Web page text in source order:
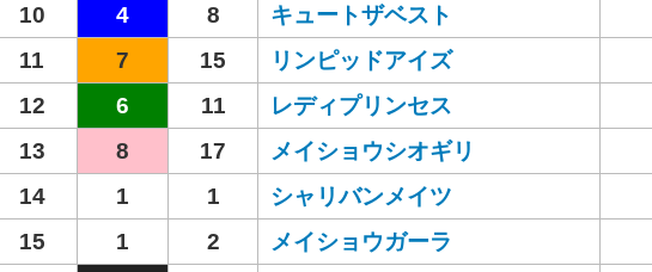
10
4 8 キュートザベスト
11
7 15 リンピッドアイズ
12
6 11 レディプリンセス
13
8 17 メイショウシオギリ
14
1 1 シャリバンメイツ
15
1 2 メイショウガーラ